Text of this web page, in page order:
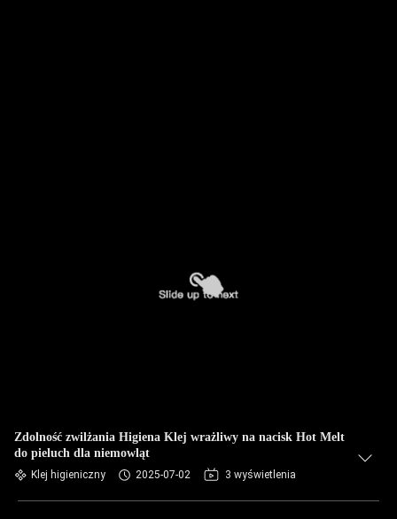
Zdolność zwilżania Higiena Klej wrażliwy na nacisk Hot Melt
do pieluch dla niemowląt
Klej higieniczny 2025-07-02 3 wyświetlenia